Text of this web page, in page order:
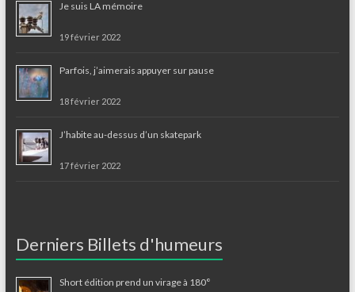
Je suis LA mémoire
19 février 2022
Parfois, j’aimerais appuyer sur pause
18 février 2022
J’habite au-dessus d’un skatepark
17 février 2022
Derniers Billets d'humeurs
Short édition prend un virage à 180°